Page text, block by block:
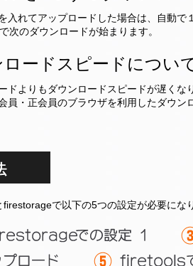
入れてアップロードした場合は、自動で
次のダウンロードが始まります。
ードスピードについ
よりもダウンロードスピードが遅くな
員・正会員のブラウザを利用したダウ
で以下の5つの設定が必要にな